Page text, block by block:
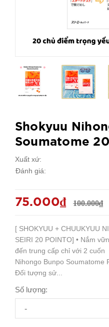
Shokyuu
Soumatome
Xuất xứ:
Đánh giá:
75.000₫ 100.000₫
[ SHOKYUU + CHUUKYUU
SEIRI 20 POINTO] • ️Nắm
đến trung cấp chỉ với 2 cuốn
Nihongo Bunpo Soumatome
Đối tượng sử...
Số lượng:
-